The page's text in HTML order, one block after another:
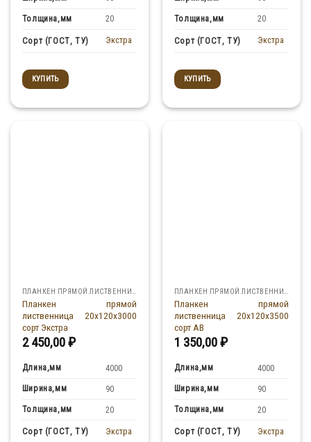
Толщина,мм 20
Сорт (ГОСТ, ТУ) Экстра
КУПИТЬ
Толщина,мм 20
Сорт (ГОСТ, ТУ) Экстра
КУПИТЬ
Планкен прямой
лиственница 20x120x3000
сорт Экстра
2 450,00₽
Длина,мм 4000
Ширина,мм 90
Толщина,мм 20
Сорт (ГОСТ, ТУ) Экстра
Планкен прямой
лиственница 20x120x3500
сорт АВ
1 350,00₽
Длина,мм 4000
Ширина,мм 90
Толщина,мм 20
Сорт (ГОСТ, ТУ) Экстра